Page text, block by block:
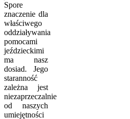
Spore
znaczenie dla
właściwego
oddziaływania
pomocami
jeździeckimi
ma nasz
dosiad. Jego
staranność
zależna jest
niezaprzeczalnie
od naszych
umiejętności